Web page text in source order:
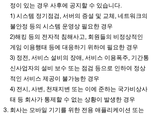
정이 있는 경우 사후에 공지할 수 있습니다.
1) 시스템 정기점검, 서버의 증설 및 교체, 네트워크의
불안정 등의 시스템 운영상 필요한 경우
2)해킹 등의 전자적 침해사고, 회원들의 비정상적인
게임 이용행태 등에 대응하기 위하여 필요한 경우
3) 정전, 서비스 설비의 장애, 서비스 이용폭주, 기간통
신사업자의 설비 보수 또는 점검 등으로 인하여 정상
적인 서비스 제공이 불가능한 경우
4) 전시, 사변, 천재지변 또는 이에 준하는 국가비상사
태 등 회사가 통제할 수 없는 상황이 발생한 경우
회사는 모바일 기기를 위한 전용 애플리케이션 또는